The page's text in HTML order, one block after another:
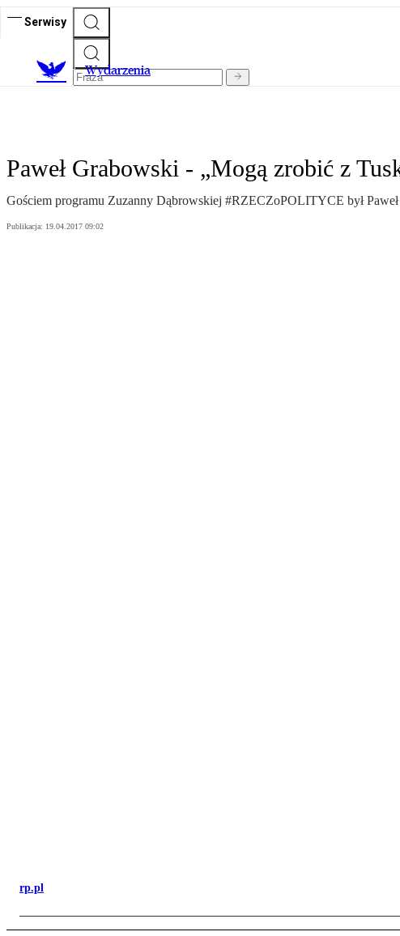
Serwisy
Wydarzenia
Paweł Grabowski - „Mogą zrobić z
Gościem programu Zuzanny Dąbrowskiej #RZECZoPOLITYCE był
Publikacja: 19.04.2017 09:02
rp.pl